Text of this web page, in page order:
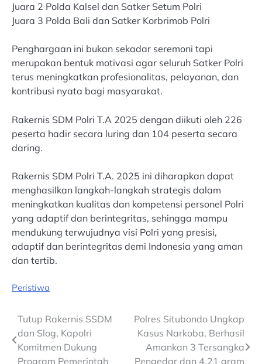
Juara 2 Polda Kalsel dan Satker Setum Polri
Juara 3 Polda Bali dan Satker Korbrimob Polri
Penghargaan ini bukan sekadar seremoni tapi
merupakan bentuk motivasi agar seluruh Satker Polri
terus meningkatkan profesionalitas, pelayanan, dan
kontribusi nyata bagi masyarakat.
Rakernis SDM Polri T.A 2025 dengan diikuti oleh 226
peserta hadir secara luring dan 104 peserta secara
daring.
Rakernis SDM Polri T.A. 2025 ini diharapkan dapat
menghasilkan langkah-langkah strategis dalam
meningkatkan kualitas dan kompetensi personel Polri
yang adaptif dan berintegritas, sehingga mampu
mendukung terwujudnya visi Polri yang presisi,
adaptif dan berintegritas demi Indonesia yang aman
dan tertib.
Peristiwa
Post
navigation
Tutup Rakernis SSDM
dan Slog, Kapolri
Komitmen Dukung
Program Pemerintah
Polres Situbondo Ungkap
Kasus Narkoba, Berhasil
Amankan 3 Tersangka
Pengedar dan 4,21 gram